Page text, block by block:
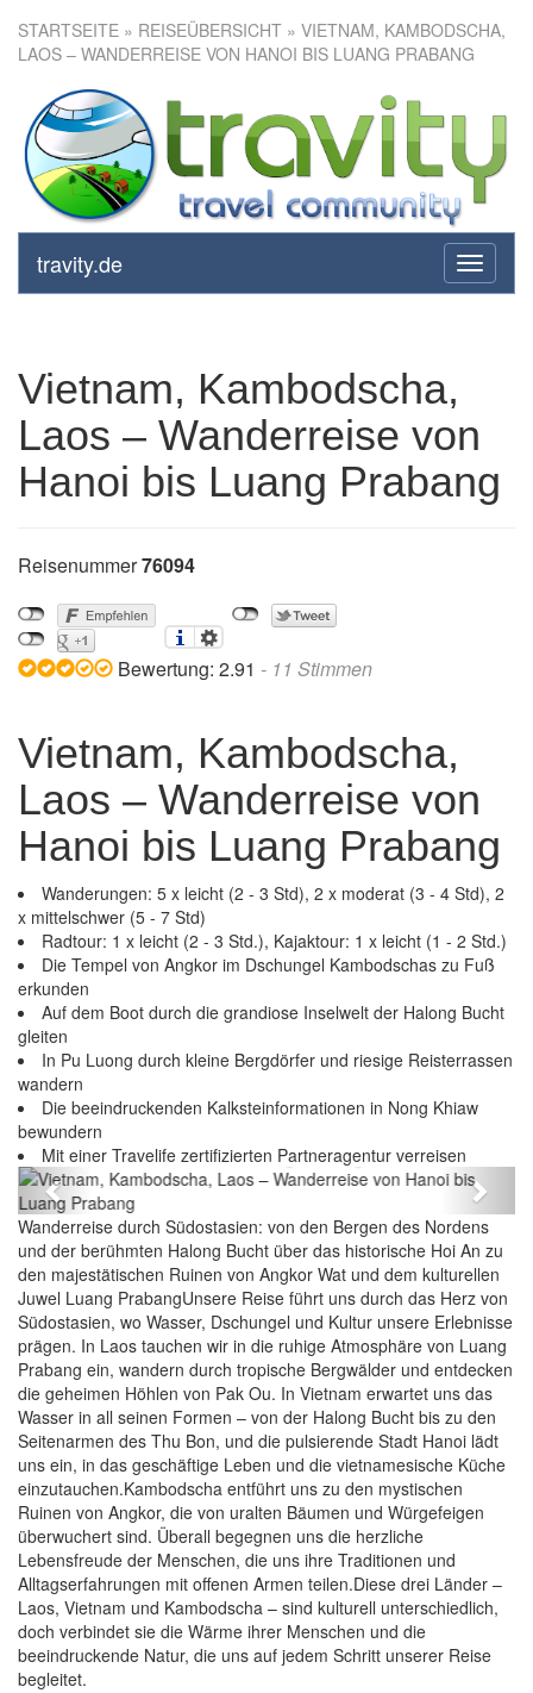
STARTSEITE » REISEÜBERSICHT » VIETNAM, KAMBODSCHA,
LAOS – WANDERREISE VON HANOI BIS LUANG PRABANG
toggle
travity.de
Vietnam, Kambodscha, Laos –
Wanderreise von Hanoi bis
Luang Prabang
Vietnam, Kambodscha,
Laos – Wanderreise von
Hanoi bis Luang Prabang
Reisenummer76094
Bewertung: 2.91 - 11 Stimmen
Vietnam, Kambodscha,
Laos – Wanderreise von
Hanoi bis Luang Prabang
Wanderungen: 5 x leicht (2 - 3 Std), 2 x moderat (3 - 4 Std), 2
x mittelschwer (5 - 7 Std)
Radtour: 1 x leicht (2 - 3 Std.), Kajaktour: 1 x leicht (1 - 2 Std.)
Die Tempel von Angkor im Dschungel Kambodschas zu Fuß
erkunden
Auf dem Boot durch die grandiose Inselwelt der Halong Bucht
gleiten
In Pu Luong durch kleine Bergdörfer und riesige Reisterrassen
wandern
Die beeindruckenden Kalksteinformationen in Nong Khiaw
bewundern
Mit einer Travelife zertifizierten Partneragentur verreisen
Vietnam, Kambodscha, Laos – Wanderreise von
Hanoi bis Luang Prabang
Previous Next
Wanderreise durch Südostasien: von den Bergen des Nordens
und der berühmten Halong Bucht über das historische Hoi An zu
den majestätischen Ruinen von Angkor Wat und dem kulturellen
Juwel Luang PrabangUnsere Reise führt uns durch das Herz von
Südostasien, wo Wasser, Dschungel und Kultur unsere Erlebnisse
prägen. In Laos tauchen wir in die ruhige Atmosphäre von Luang
Prabang ein, wandern durch tropische Bergwälder und entdecken
die geheimen Höhlen von Pak Ou. In Vietnam erwartet uns das
Wasser in all seinen Formen – von der Halong Bucht bis zu den
Seitenarmen des Thu Bon, und die pulsierende Stadt Hanoi lädt
uns ein, in das geschäftige Leben und die vietnamesische Küche
einzutauchen.Kambodscha entführt uns zu den mystischen
Ruinen von Angkor, die von uralten Bäumen und Würgefeigen
überwuchert sind. Überall begegnen uns die herzliche
Lebensfreude der Menschen, die uns ihre Traditionen und
Alltagserfahrungen mit offenen Armen teilen.Diese drei Länder –
Laos, Vietnam und Kambodscha – sind kulturell unterschiedlich,
doch verbindet sie die Wärme ihrer Menschen und die
beeindruckende Natur, die uns auf jedem Schritt unserer Reise
begleitet.